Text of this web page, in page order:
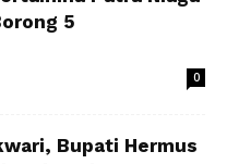
5
0
Bupati Hermus